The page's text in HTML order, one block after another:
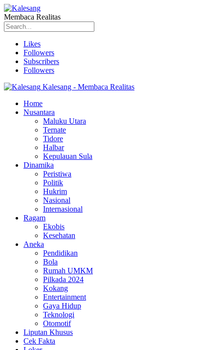
Membaca Realitas
Likes
Followers
Subscribers
Followers
Kalesang - Membaca Realitas
Home
Nusantara
Maluku Utara
Ternate
Tidore
Halbar
Kepulauan Sula
Dinamika
Peristiwa
Politik
Hukrim
Nasional
Internasional
Ragam
Ekobis
Kesehatan
Aneka
Pendidikan
Bola
Rumah UMKM
Pilkada 2024
Kokang
Entertainment
Gaya Hidup
Teknologi
Otomotif
Liputan Khusus
Cek Fakta